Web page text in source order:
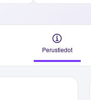
Perustiedot